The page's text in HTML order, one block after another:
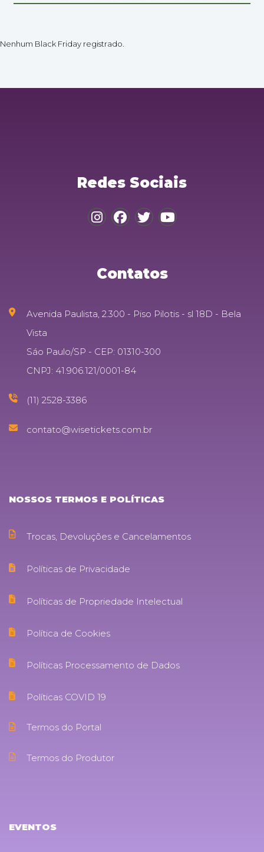
Nenhum Black Friday registrado.
Redes Sociais
Contatos
Avenida Paulista, 2.300 - Piso Pilotis - sl 18D - Bela
Vista
Sáo Paulo/SP - CEP: 01310-300
CNPJ: 41.906.121/0001-84
(11) 2528-3386
contato@wisetickets.com.br
NOSSOS TERMOS E POLÍTICAS
Trocas, Devoluções e Cancelamentos
Políticas de Privacidade
Políticas de Propriedade Intelectual
Política de Cookies
Políticas Processamento de Dados
Políticas COVID 19
Termos do Portal
Termos do Produtor
EVENTOS